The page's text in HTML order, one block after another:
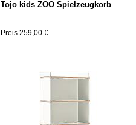
Tojo kids ZOO Spielzeugkorb
Preis 259,00 €